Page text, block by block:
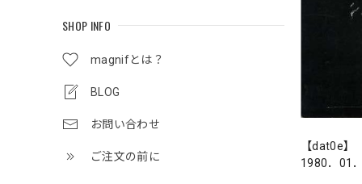
SHOP INFO
magnifとは？
BLOG
お問い合わせ
ご注文の前に
【dat0e】
1980．01